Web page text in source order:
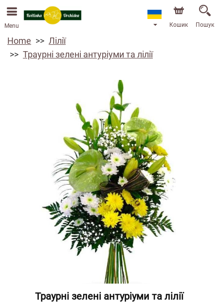
Ми приймаємо замовлення через наш інтернет-
магазин. Найближча можлива дата доставки —
13.08.2026 у зв’язку з відпусткою.
Menu Кошик Пошук
Home
Лілії
Траурні зелені антуріуми та лілії
Траурні зелені антуріуми та лілії